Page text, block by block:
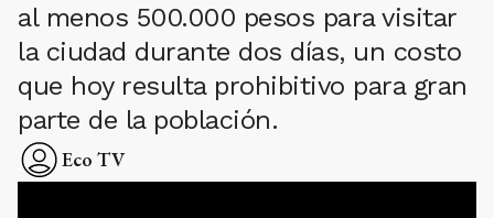
al menos 500.000 pesos para visitar
la ciudad durante dos días, un costo
que hoy resulta prohibitivo para gran
parte de la población.
Eco TV